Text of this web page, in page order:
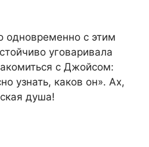
одновременно с этим
уговаривала
с Джойсом:
узнать, каков он». Ах,
душа!